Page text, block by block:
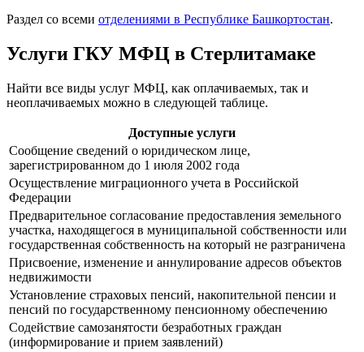
Раздел со всеми отделениями в Республике Башкортостан.
Услуги ГКУ МФЦ в Стерлитамаке
Найти все виды услуг МФЦ, как оплачиваемых, так и
неоплачиваемых можно в следующей таблице.
Доступные услуги
Сообщение сведений о юридическом лице,
зарегистрированном до 1 июля 2002 года
Осуществление миграционного учета в Российской
Федерации
Предварительное согласование предоставления земельного
участка, находящегося в муниципальной собственности или
государственная собственность на который не разграничена
Присвоение, изменение и аннулирование адресов объектов
недвижимости
Установление страховых пенсий, накопительной пенсии и
пенсий по государственному пенсионному обеспечению
Содействие самозанятости безработных граждан
(информирование и прием заявлений)